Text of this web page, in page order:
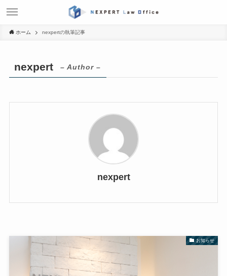
ホーム nexpertの執筆記事
nexpert – Author –
nexpert
お知らせ